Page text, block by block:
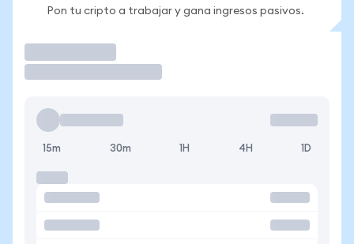
Pon tu cripto a trabajar y gana ingresos pasivos.
15m 30m 1H 4H 1D